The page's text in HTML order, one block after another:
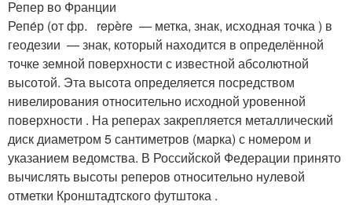
Репер во Франции
Репе́р (от фр. repère — метка, знак, исходная точка) в
геодезии — знак, который находится в определённой
точке земной поверхности с известной абсолютной
высотой. Эта высота определяется посредством
нивелирования относительно исходной уровенной
поверхности . На реперах закрепляется металлический
диск диаметром 5 сантиметров (марка) с номером и
указанием ведомства. В Российской Федерации принято
вычислять высоты реперов относительно нулевой
отметки Кронштадтского футштока .